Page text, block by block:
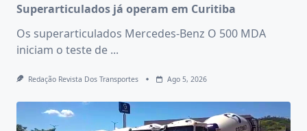
Superarticulados já operam em Curitiba
Os superarticulados Mercedes-Benz O 500 MDA
iniciam o teste de ...
Redação Revista Dos Transportes Ago 5, 2026